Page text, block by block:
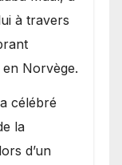
à travers
Norvège.
célébré
la
d’un